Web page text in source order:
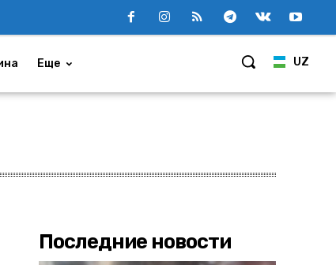
UZ
Еще
Последние новости